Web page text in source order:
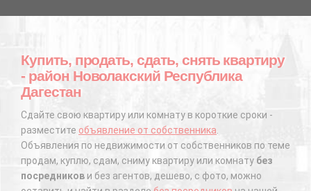
Купить, продать, сдать, снять квартиру
- район Новолакский Республика
Дагестан
Сдайте свою квартиру или комнату в короткие сроки -
разместите объявление от собственника.
Объявления по недвижимости от собственников по теме
продам, куплю, сдам, сниму квартиру или комнату без
посредников и без агентов, дешево, с фото, можно